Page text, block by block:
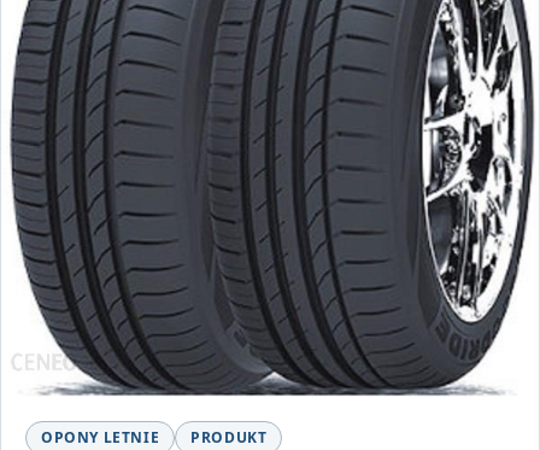
OPONY LETNIE PRODUKT